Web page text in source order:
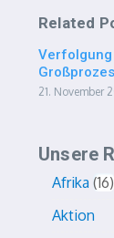
Related
21. November
Unsere
Afrika 16
Aktion